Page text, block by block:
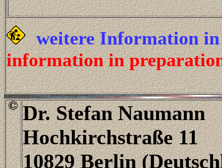
weitere Information
information in
Dr. Stefan Naumann
Hochkirchstraße 11
10829 Berlin